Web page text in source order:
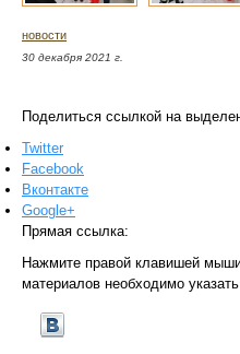
новости
30 декабря 2021 г.
Поделиться ссылкой на
Twitter
Facebook
Вконтакте
Google+
Прямая ссылка:
Нажмите правой клавишей
материалов необходимо